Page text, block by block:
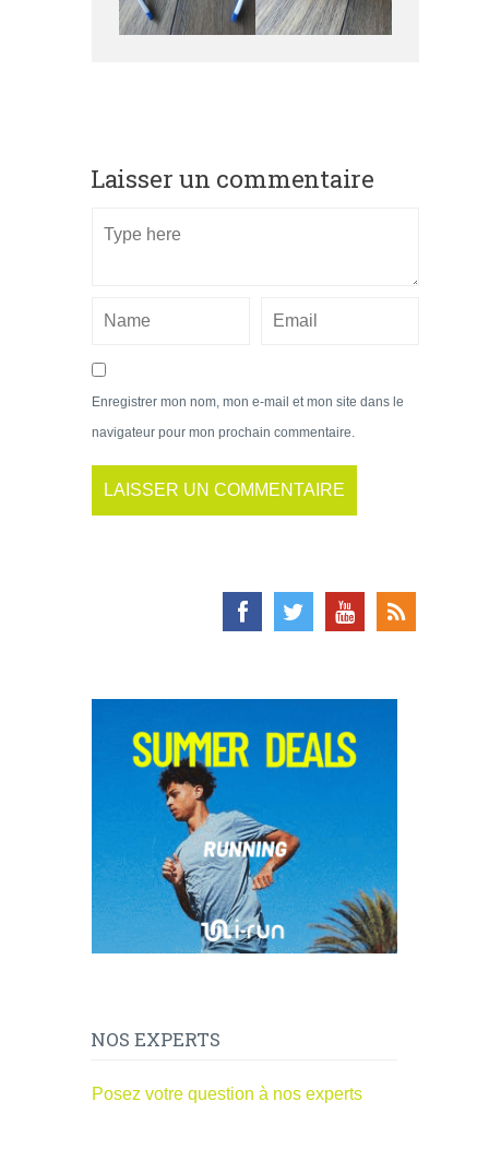
Laisser un commentaire
Enregistrer mon nom, mon e-mail et mon site dans le
navigateur pour mon prochain commentaire.
NOS EXPERTS
Posez votre question à nos experts